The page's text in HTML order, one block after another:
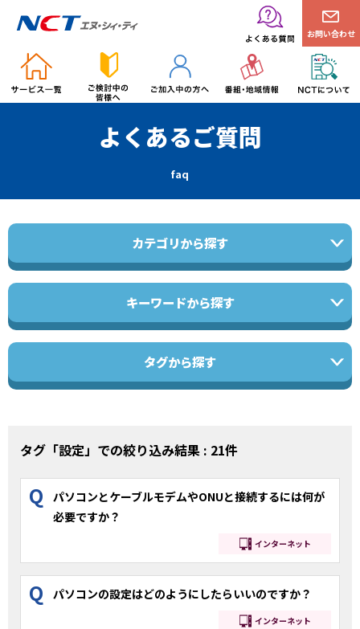
お問い合わせ
よくあるご質問
faq
カテゴリから探す
キーワードから探す
タグから探す
タグ「設定」での絞り込み結果 : 21件
Q
パソコンとケーブルモデムやONUと接続するには何が
必要ですか？
インターネット
Q パソコンの設定はどのようにしたらいいのですか？
インターネット